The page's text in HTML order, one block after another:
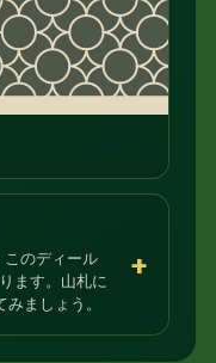
このディール
ます。山札に
ましょう。
+